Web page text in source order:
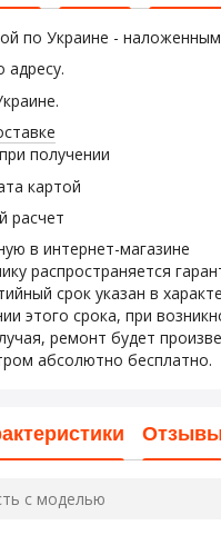
по Украине -
адресу.
получении
картой
расчет
в интернет-магазине
распространяется
срок указан в
этого срока, при
ремонт будет
абсолютно бесплатно.
с моделью